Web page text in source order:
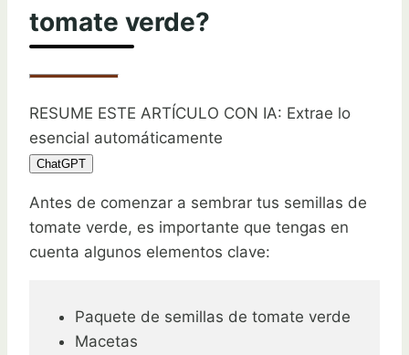
tomate verde?
RESUME ESTE ARTÍCULO CON IA: Extrae lo
esencial automáticamente
ChatGPT
Antes de comenzar a sembrar tus semillas de
tomate verde, es importante que tengas en
cuenta algunos elementos clave:
Paquete de semillas de tomate verde
Macetas